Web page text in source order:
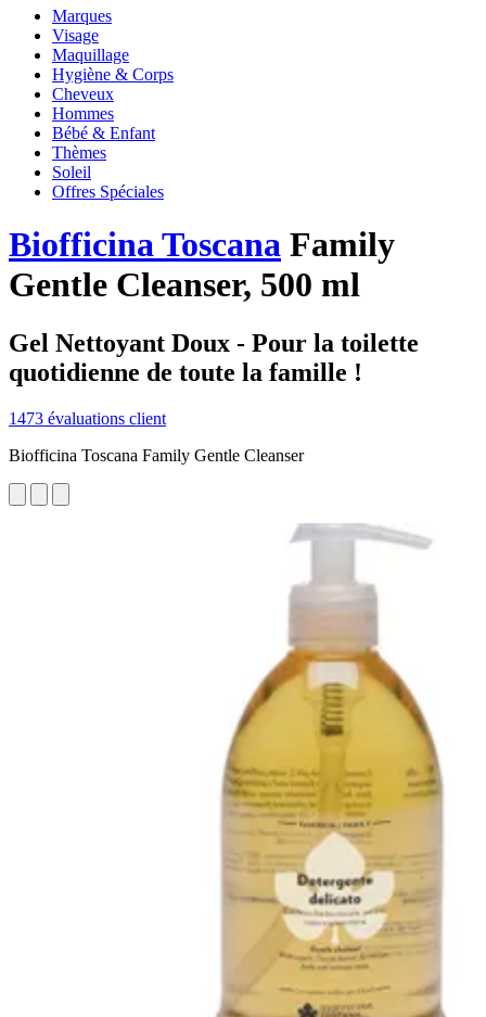
Marques
Visage
Maquillage
Hygiène & Corps
Cheveux
Hommes
Bébé & Enfant
Thèmes
Soleil
Offres Spéciales
Biofficina Toscana Family
Gentle Cleanser, 500 ml
Gel Nettoyant Doux - Pour la toilette
quotidienne de toute la famille !
1473 évaluations client
Biofficina Toscana Family Gentle Cleanser